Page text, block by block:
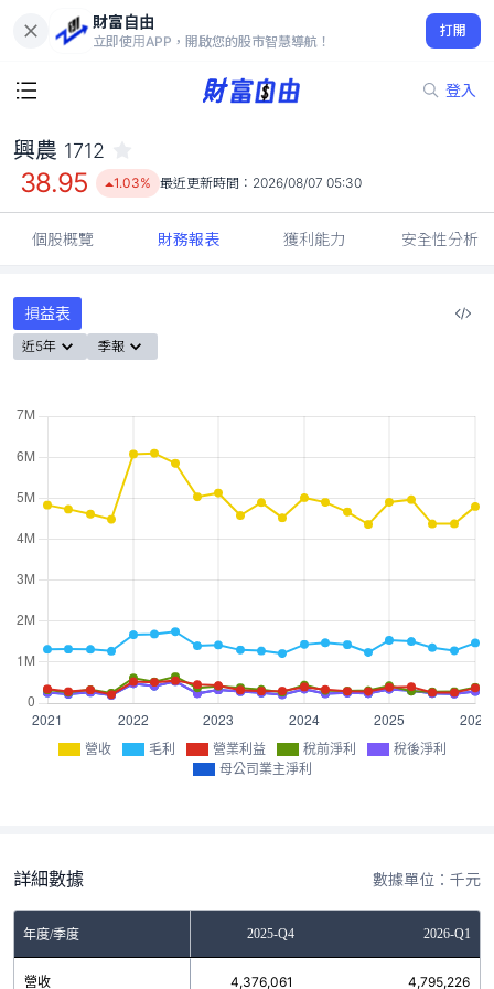
財富自由
立即使用APP，開啟您的股市智慧導航！
打開
登入
38.95
1.03%
興農 1712
38.95 1.03% 最近更新時間： 2026/08/07 05:30
個股概覽 財務報表 獲利能力 安全性分析
損益表
近5年 季報
營收 毛利 營業利益 稅前淨利
稅後淨利
母公司業主淨利
詳細數據 數據單位：千元
年度/季度2025-Q3 2025-Q4 2026-Q1
營收 4,376,061 4,795,226